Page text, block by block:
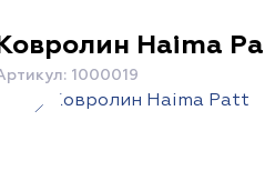
Линолеум
Ковролин
Ковровая плитка
Ковролин Haima
1000019